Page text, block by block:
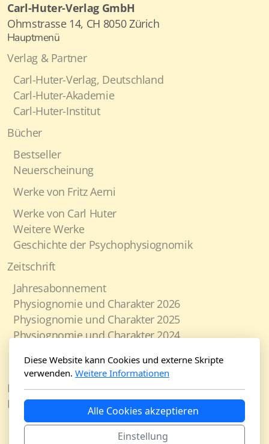
Carl-Huter-Verlag GmbH
Ohmstrasse 14, CH 8050 Zürich
Hauptmenü
Verlag & Partner
Carl-Huter-Verlag, Deutschland
Carl-Huter-Akademie
Carl-Huter-Institut
Bücher
Bestseller
Neuerscheinung
Werke von Fritz Aerni
Werke von Carl Huter
Weitere Werke
Geschichte der Psychophysiognomik
Zeitschrift
Jahresabonnement
Physiognomie und Charakter 2026
Physiognomie und Charakter 2025
Physiognomie und Charakter 2024
Physiognomie und Charakter 2022
Häufig gestellte Fragen (FAQ)
Kontakt
Gutschein
Diese Website kann Cookies und externe Skripte
verwenden. Weitere Informationen
Alle Cookies akzeptieren
Einstellung